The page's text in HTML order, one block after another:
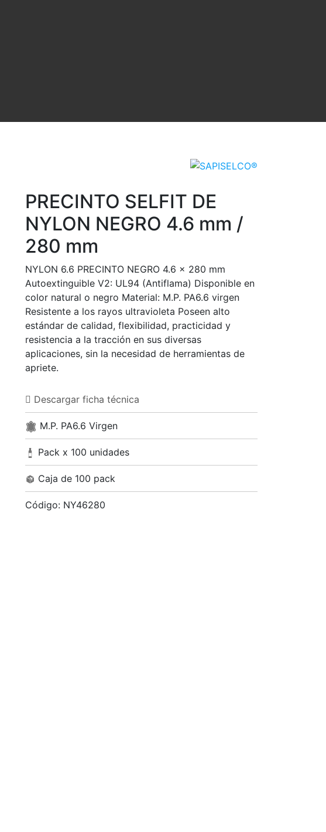
PRECINTO SELFIT DE
NYLON NEGRO 4.6 mm /
280 mm
NYLON 6.6 PRECINTO NEGRO 4.6 x 280 mm
Autoextinguible V2: UL94 (Antiflama) Disponible en
color natural o negro Material: M.P. PA6.6 virgen
Resistente a los rayos ultravioleta Poseen alto
estándar de calidad, flexibilidad, practicidad y
resistencia a la tracción en sus diversas
aplicaciones, sin la necesidad de herramientas de
apriete.
Descargar ficha técnica
M.P. PA6.6 Virgen
Pack x 100 unidades
Caja de 100 pack
Código: NY46280